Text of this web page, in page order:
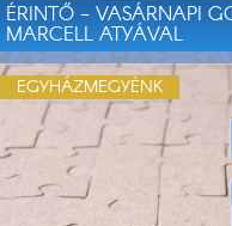
ÉRINTŐ - VASÁRNAPI
MARCELL ATYÁVAL
EGYHÁZMEGYÉNK